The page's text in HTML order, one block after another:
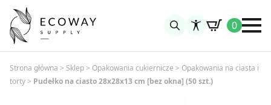
0
Strona główna > Sklep> Opakowania cukiernicze > Opakowania na ciasta i
torty> Pudełko na ciasto 28x28x13 cm [bez okna] (50 szt.)